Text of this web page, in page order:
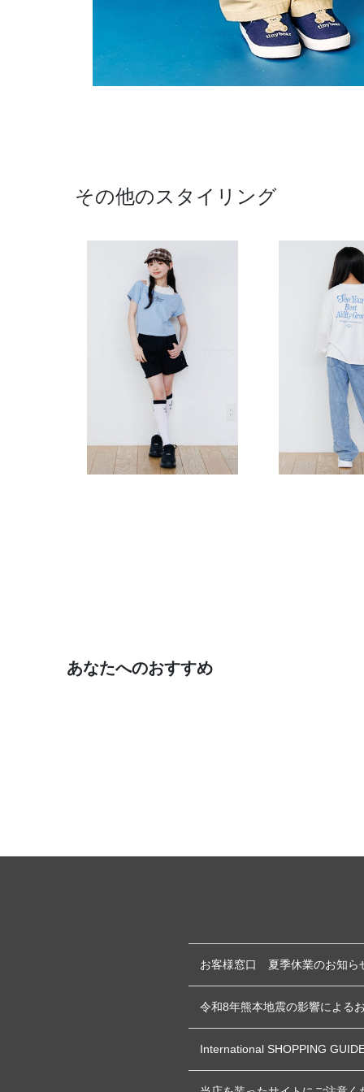
その他のスタイリング
あなたへのおすすめ
お客様窓口 夏季休業のお知ら
令和8年熊本地震の影響による
International SHOPPING